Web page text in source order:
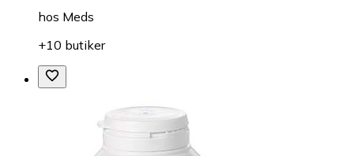
hos Meds
+10 butiker